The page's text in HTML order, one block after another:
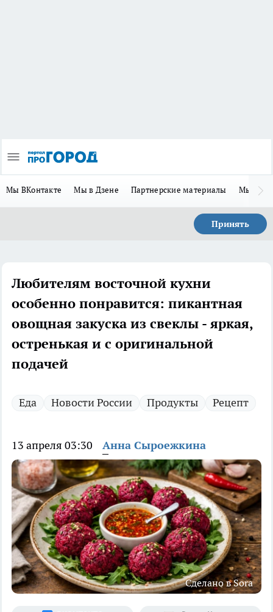
Мы ВКонтакте Мы в Дзене Партнерские материалы Мы в
Принять
Любителям восточной кухни
особенно понравится: пикантная
овощная закуска из свеклы - яркая,
остренькая и с оригинальной
подачей
Еда Новости России Продукты Рецепт
13 апреля 03:30 Анна Сыроежкина
Сделано в Sora